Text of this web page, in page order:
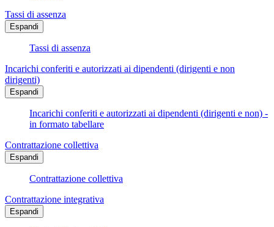
Tassi di assenza
Espandi
Tassi di assenza
Incarichi conferiti e autorizzati ai dipendenti (dirigenti e non
dirigenti)
Espandi
Incarichi conferiti e autorizzati ai dipendenti (dirigenti e non) -
in formato tabellare
Contrattazione collettiva
Espandi
Contrattazione collettiva
Contrattazione integrativa
Espandi